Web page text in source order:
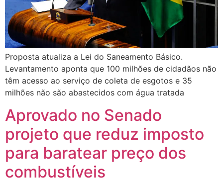
Proposta atualiza a Lei do Saneamento Básico.
Levantamento aponta que 100 milhões de cidadãos não
têm acesso ao serviço de coleta de esgotos e 35
milhões não são abastecidos com água tratada
Aprovado no Senado
projeto que reduz imposto
para baratear preço dos
combustíveis